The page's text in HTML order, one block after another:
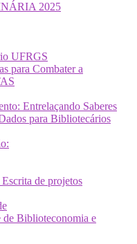
2025
UFRGS
para Combater a
Entrelaçando Saberes
para Bibliotecários
de projetos
Biblioteconomia e